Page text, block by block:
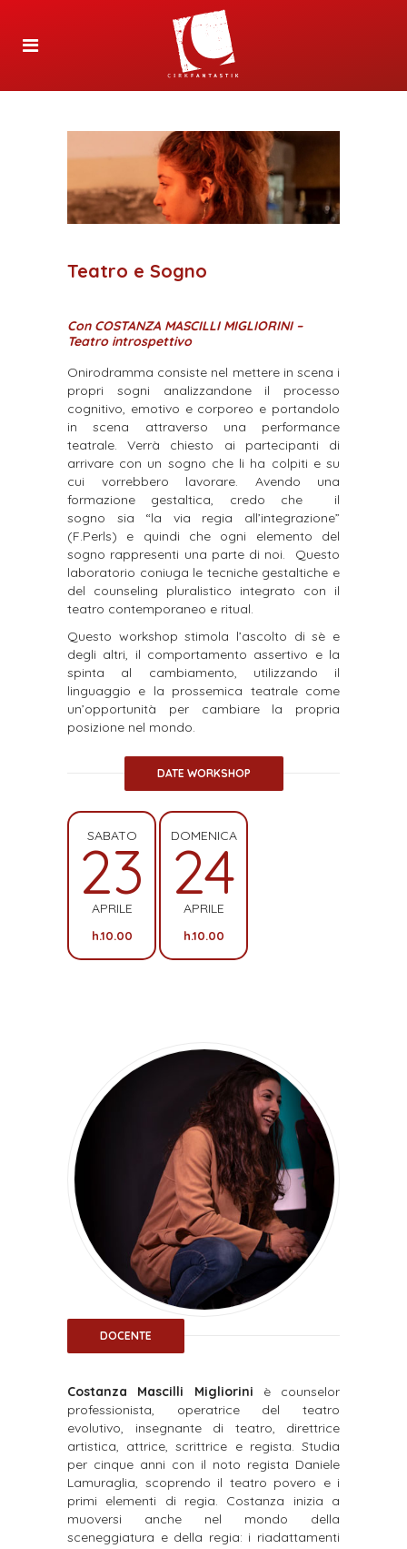
Teatro e Sogno
Con COSTANZA MASCILLI MIGLIORINI –
Teatro introspettivo
Onirodramma consiste nel mettere in scena i
propri sogni analizzandone il processo
cognitivo, emotivo e corporeo e portandolo
in scena attraverso una performance
teatrale. Verrà chiesto ai partecipanti di
arrivare con un sogno che li ha colpiti e su
cui vorrebbero lavorare. Avendo una
formazione gestaltica, credo che il
sogno sia “la via regia all’integrazione”
(F.Perls) e quindi che ogni elemento del
sogno rappresenti una parte di noi. Questo
laboratorio coniuga le tecniche gestaltiche e
del counseling pluralistico integrato con il
teatro contemporaneo e ritual.
Questo workshop stimola l’ascolto di sè e
degli altri, il comportamento assertivo e la
spinta al cambiamento, utilizzando il
linguaggio e la prossemica teatrale come
un’opportunità per cambiare la propria
posizione nel mondo.
DATE WORKSHOP
SABATO
23
APRILE
h.10.00
DOMENICA
24
APRILE
h.10.00
DOCENTE
Costanza Mascilli Migliorini è counselor
professionista, operatrice del teatro
evolutivo, insegnante di teatro, direttrice
artistica, attrice, scrittrice e regista. Studia
per cinque anni con il noto regista Daniele
Lamuraglia, scoprendo il teatro povero e i
primi elementi di regia. Costanza inizia a
muoversi anche nel mondo della
sceneggiatura e della regia: i riadattamenti